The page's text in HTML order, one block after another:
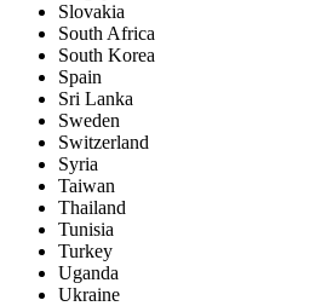
Slovakia
South Africa
South Korea
Spain
Sri Lanka
Sweden
Switzerland
Syria
Taiwan
Thailand
Tunisia
Turkey
Uganda
Ukraine